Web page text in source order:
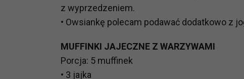
z wyprzedzeniem.
• Owsiankę polecam podawać dodatkowo z
MUFFINKI JAJECZNE Z WARZYWAMI
Porcja: 5 muffinek
• 3 jajka